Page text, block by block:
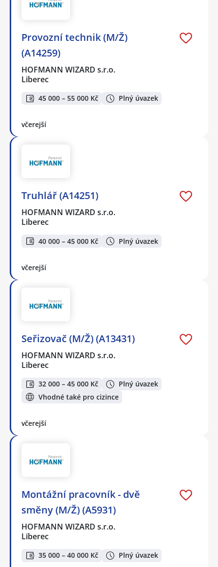
Provozní technik (M/Ž)
(A14259)
HOFMANN WIZARD s.r.o.
Liberec
45 000 – 55 000 Kč Plný úvazek
včerejší
Truhlář (A14251)
HOFMANN WIZARD s.r.o.
Liberec
40 000 – 45 000 Kč Plný úvazek
včerejší
Seřizovač (M/Ž) (A13431)
HOFMANN WIZARD s.r.o.
Liberec
32 000 – 45 000 Kč
Plný úvazek
Vhodné také pro cizince
včerejší
Montážní pracovník - dvě
směny (M/Ž) (A5931)
HOFMANN WIZARD s.r.o.
Liberec
35 000 – 40 000 Kč Plný úvazek